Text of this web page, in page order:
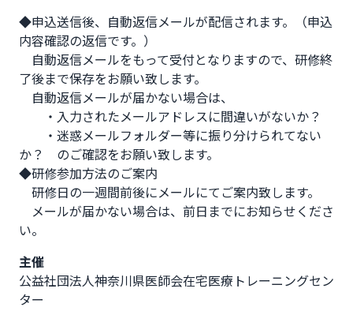
◆申込送信後、自動返信メールが配信されます。（申込
内容確認の返信です。）
自動返信メールをもって受付となりますので、研修終
了後まで保存をお願い致します。
自動返信メールが届かない場合は、
・入力されたメールアドレスに間違いがないか？
・迷惑メールフォルダー等に振り分けられてない
か？　のご確認をお願い致します。
◆研修参加方法のご案内
研修日の一週間前後にメールにてご案内致します。
メールが届かない場合は、前日までにお知らせくださ
い。
主催
公益社団法人神奈川県医師会在宅医療トレーニングセン
ター